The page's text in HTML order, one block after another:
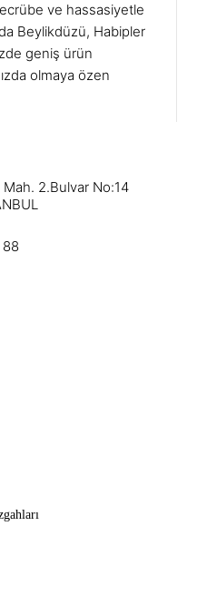
ve hassasiyetle
Beylikdüzü, Habipler
geniş ürün
olmaya özen
2.Bulvar No:14